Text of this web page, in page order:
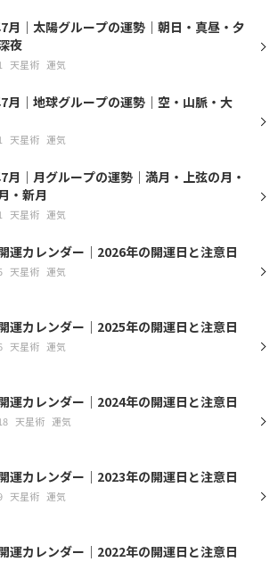
月｜太陽グループの運勢｜朝日・真昼・夕
夜
天星術 運気
月｜地球グループの運勢｜空・山脈・大
天星術 運気
月｜月グループの運勢｜満月・上弦の月・
・新月
天星術 運気
運カレンダー｜2026年の開運日と注意日
天星術 運気
運カレンダー｜2025年の開運日と注意日
天星術 運気
運カレンダー｜2024年の開運日と注意日
天星術 運気
運カレンダー｜2023年の開運日と注意日
天星術 運気
運カレンダー｜2022年の開運日と注意日